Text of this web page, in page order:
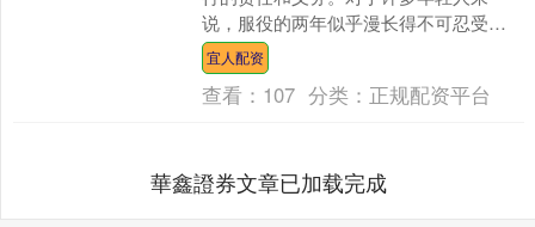
说，服役的两年似乎漫长得不可忍受，
他们只想尽快结束，回归平凡的生活；
然而，也有一些人，怀着对军....
宜人配资
查看： 107 分类： 正规配资平台
華鑫證券文章已加载完成